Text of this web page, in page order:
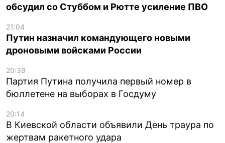
обсудил со Стуббом и Рютте усиление ПВО
21:04
Путин назначил командующего новыми
дроновыми войсками России
20:39
Партия Путина получила первый номер в
бюллетене на выборах в Госдуму
20:14
В Киевской области объявили День траура по
жертвам ракетного удара